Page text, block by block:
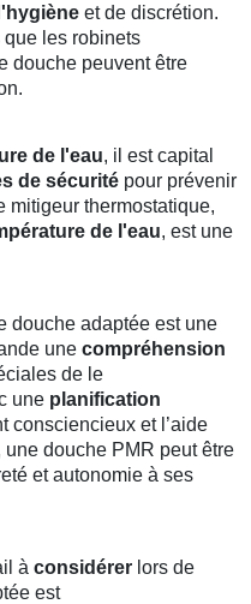
et de discrétion.
que les robinets
douche peuvent être
de l'eau, il est capital
de sécurité pour prévenir
mitigeur thermostatique,
de l'eau, est une
douche adaptée est une
une compréhension
de le
une planification
consciencieux et l’aide
une douche PMR peut être
et autonomie à ses
à considérer lors de
est